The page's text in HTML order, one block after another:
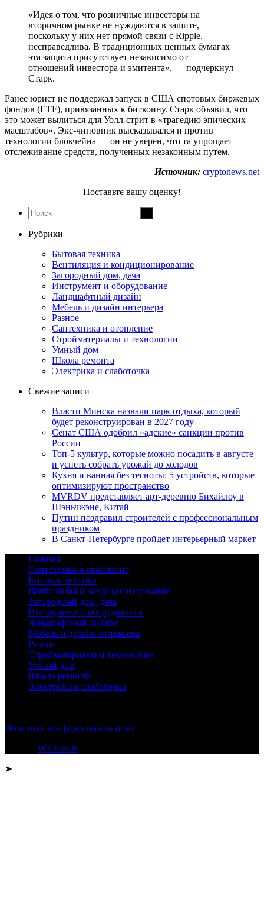
«Идея о том, что розничные инвесторы на
вторичном рынке не нуждаются в защите,
поскольку у них нет прямой связи с Ripple,
несправедлива. В традиционных ценных бумагах
эта защита присутствует независимо от
отношений инвестора и эмитента», — подчеркнул
Старк.
Ранее юрист не поддержал запуск в США спотовых биржевых
фондов (ETF), привязанных к биткоину. Старк объявил, что
это может вылиться для Уолл-стрит в «трагедию эпических
масштабов». Экс-чиновник высказывался и против
технологии блокчейна — он не уверен, что та упрощает
отслеживание средств, полученных незаконным путем.
Источник: cryptonews.net
Поставьте вашу оценку!
Рубрики
Бытовая техника
Вентиляция и кондиционирование
Загородный дом, дача
Инструмент и оборудование
Ландшафтный дизайн
Мебель и дизайн интерьера
Разное
Сантехника и отопление
Стройматериалы и технологии
Умный дом
Школа ремонта
Электрика и слаботочка
Свежие записи
Власти Минска назвали парк отдыха, который
будет реконструирован в 2027 году
Сенат США одобрил «адские» санкции против
России
Топ-5 культур, которые можно посадить в августе
и успеть собрать урожай до холодов
Кухня и ванная без тесноты: 5 устройств, которые
оптимизируют пространство
MVRDV представляет арт-деревню Бихайлоу в
Шэньчжэне, Китай
Путин поздравил строителей с профессиональным
праздником
В Санкт-Петербурге пройдет интерьерный маркет
Главная
Сантехника и отопление
Бытовая техника
Вентиляция и кондиционирование
Загородный дом, дача
Инструмент и оборудование
Ландшафтный дизайн
Мебель и дизайн интерьера
Разное
Стройматериалы и технологии
Умный дом
Школа ремонта
Электрика и слаботочка
Политика конфиденциальности
WP Puzzle
➤